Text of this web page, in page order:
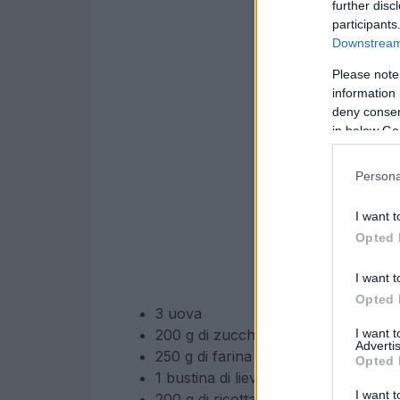
further
Please
information
deny
in below
I want
Opted
I want
Opted
I want
Opted
I want
3 uova
200 g di zucchero
250 g di farina
1 bustina di lievito per dolci